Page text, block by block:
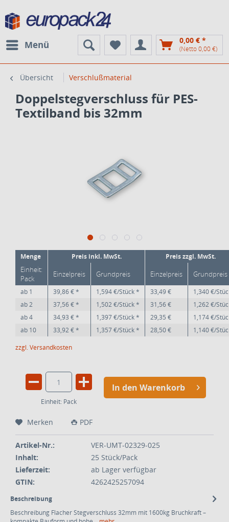
Menü 0,00 € *
(Netto 0,00 €)
Übersicht Verschlußmaterial
Doppelstegverschluss für PES-
Textilband bis 32mm
Menge Preis inkl. MwSt. Preis zzgl. MwSt.
Einheit:
Pack
Einzelpreis Grundpreis Einzelpreis Grundpreis
ab 1 39,86 € * 1,594 €/Stück * 33,49 €
1,340 €/
ab2 37,56 € * 1,502 €/Stück * 31,56 €
1,262 €/
ab4 34,93 € * 1,397 €/Stück * 29,35 €
1,174 €/
ab 10 33,92 € * 1,357 €/Stück * 28,50 €
1,140 €/
zzgl. Versandkosten
Einheit: Pack
In den Warenkorb
Merken PDF
Artikel-Nr.:
VER-UMT-02329-025
Inhalt:
25 Stück/Pack
Lieferzeit:
ab Lager verfügbar
GTIN:
4262425257094
Beschreibung
Beschreibung Flacher Stegverschluss 32mm mit 1600kg Bruchkraft –